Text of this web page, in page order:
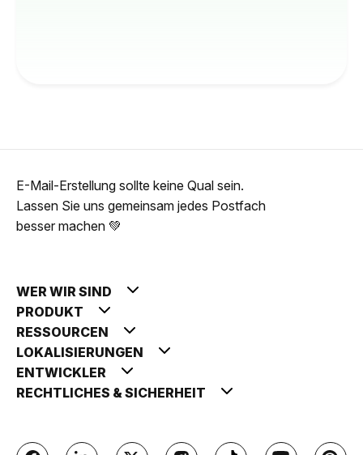
E-Mail-Erstellung sollte keine Qual sein.
Lassen Sie uns gemeinsam jedes Postfach
besser machen 💚
WER WIR SIND
PRODUKT
RESSOURCEN
LOKALISIERUNGEN
ENTWICKLER
RECHTLICHES & SICHERHEIT